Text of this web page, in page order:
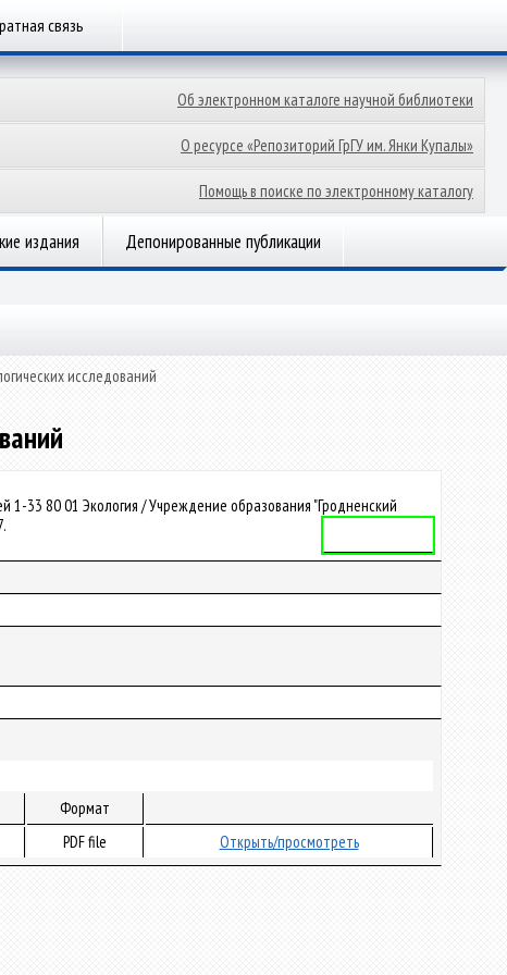
связь
Об электронном каталоге научной библиотеки
О ресурсе «Репозиторий ГрГУ им. Янки Купалы»
Помощь в поиске по электронному каталогу
издания Депонированные публикации
исследований
1-33 80 01 Экология / Учреждение образования "Гродненский
Формат
PDF file Открыть/просмотреть